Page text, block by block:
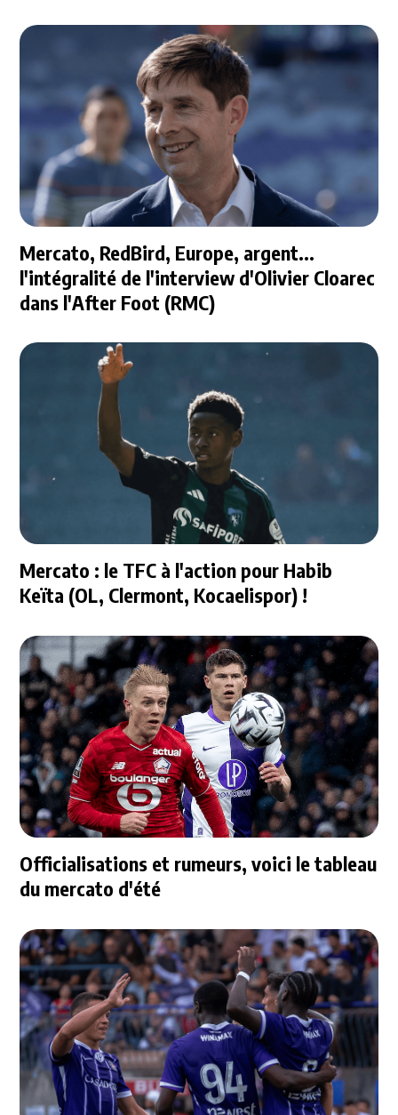
Mercato, RedBird, Europe, argent...
l'intégralité de l'interview d'Olivier Cloarec
dans l'After Foot (RMC)
Mercato : le TFC à l'action pour Habib
Keïta (OL, Clermont, Kocaelispor) !
Officialisations et rumeurs, voici le tableau
du mercato d'été